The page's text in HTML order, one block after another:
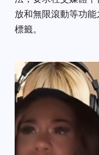
放和無限滾動等功
標籤。